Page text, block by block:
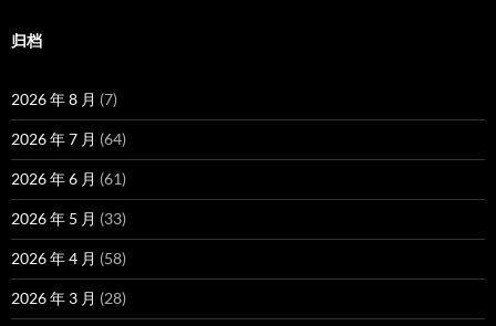
归档
2026 年 8 月 (7)
2026 年 7 月 (64)
2026 年 6 月 (61)
2026 年 5 月 (33)
2026 年 4 月 (58)
2026 年 3 月 (28)